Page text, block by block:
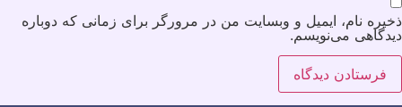
ذخیره نام، ایمیل و وبسایت من در مرورگر برای زمانی که دوباره
دیدگاهی می‌نویسم.